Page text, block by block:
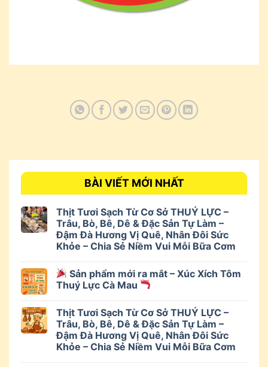
BÀI VIẾT MỚI NHẤT
Thịt Tươi Sạch Từ Cơ Sở THUÝ LỰC –
Trâu, Bò, Bê, Dê & Đặc Sản Tự Làm –
Đậm Đà Hương Vị Quê, Nhân Đôi Sức
Khỏe – Chia Sẻ Niềm Vui Mỗi Bữa Cơm
Sản phẩm mới ra mắt – Xúc Xích Tôm
Thuý Lực Cà Mau
Thịt Tươi Sạch Từ Cơ Sở THUÝ LỰC –
Trâu, Bò, Bê, Dê & Đặc Sản Tự Làm –
Đậm Đà Hương Vị Quê, Nhân Đôi Sức
Khỏe – Chia Sẻ Niềm Vui Mỗi Bữa Cơm